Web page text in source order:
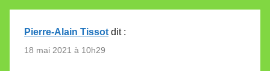
Pierre-Alain Tissot dit :
18 mai 2021 à 10h29